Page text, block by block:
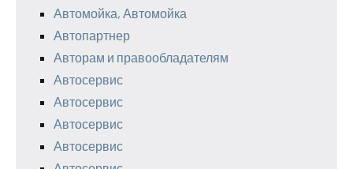
Автомойка, Автомойка
Автопартнер
Авторам и правообладателям
Автосервис
Автосервис
Автосервис
Автосервис